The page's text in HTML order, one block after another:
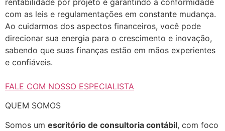
com as leis e regulamentações em constante mudança.
Ao cuidarmos dos aspectos financeiros, você pode
direcionar sua energia para o crescimento e inovação,
sabendo que suas finanças estão em mãos experientes
e confiáveis.
FALE COM NOSSO ESPECIALISTA
QUEM SOMOS
Somos um escritório de consultoria contábil, com foco